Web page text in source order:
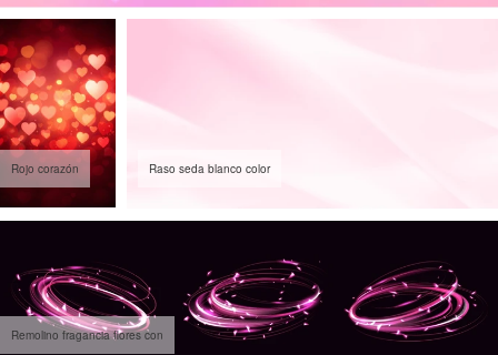
Rojo corazón Raso seda blanco color
Remolino fragancia flores con